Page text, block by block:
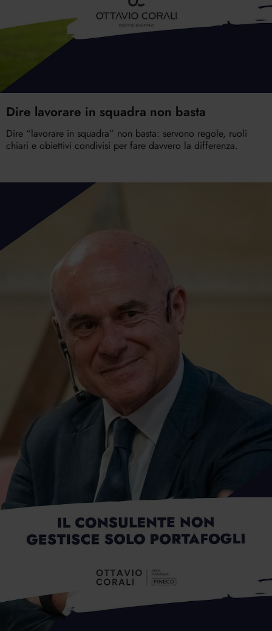
Dire lavorare in squadra non basta
Dire “lavorare in squadra” non basta: servono regole, ruoli
chiari e obiettivi condivisi per fare davvero la differenza.